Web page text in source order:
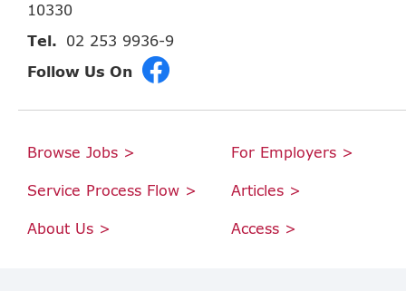
10330
Tel.
02 253 9936-9
Follow Us On
Browse Jobs > For Employers >
Service Process Flow > Articles >
About Us > Access >